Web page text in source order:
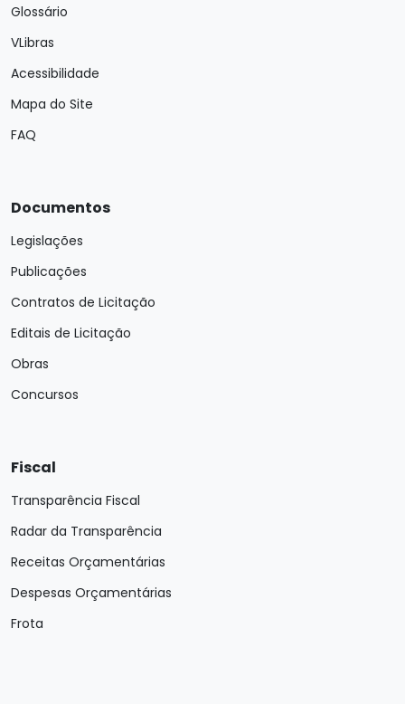
Glossário
VLibras
Acessibilidade
Mapa do Site
FAQ
Documentos
Legislações
Publicações
Contratos de Licitação
Editais de Licitação
Obras
Concursos
Fiscal
Transparência Fiscal
Radar da Transparência
Receitas Orçamentárias
Despesas Orçamentárias
Frota